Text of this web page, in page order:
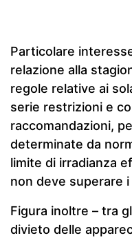
Particolare
relazione alla
regole relative ai
serie restrizioni e
raccomandazioni,
determinate da
limite di irradianza
non deve superare
Figura inoltre – tra
divieto delle